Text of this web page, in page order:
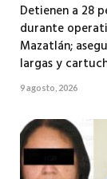
Detienen a 28
durante
Mazatlán;
largas y
9 agosto, 2026